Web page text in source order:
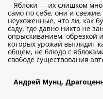
Яблоки — их слишком
само по себе, они и
неухоженные, что ли, как
саду, где давно никто не
опрыскиванием, обрезкой
которых урожай выглядит
общем, не блюдо с
свободе существования
Андрей Мунц.